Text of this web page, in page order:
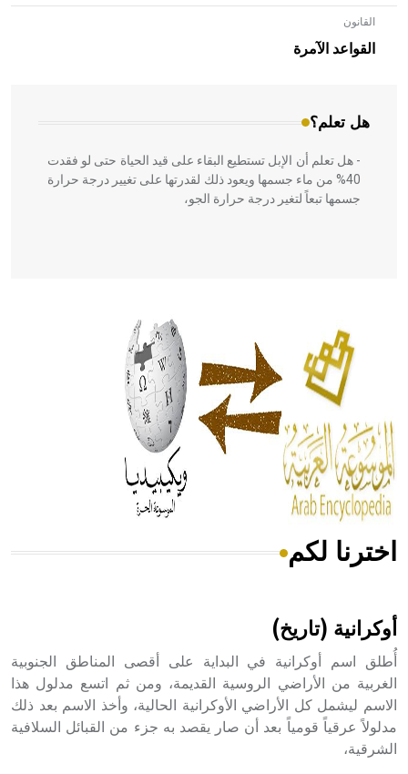
القانون
القواعد الآمرة
هل تعلم؟
- هل تعلم أن الأبلق نوع من الفنون الهندسية التي ارتبطت
بالعمارة الإسلامية في بلاد الشام ومصر خاصة، حيث يحرص
المعمار على بناء مداميكه وخاصة في الواجهات
- هل تعلم أن الإبل تستطيع البقاء على قيد الحياة حتى لو فقدت
40% من ماء جسمها ويعود ذلك لقدرتها على تغيير درجة حرارة
جسمها تبعاً لتغير درجة حرارة الجو،
الحكم، الأدلة، تنظيم التغذية، ورسالته في جروح الرأس. ويعود
له الفضل بأنه حرر الطب من الدين والفلسفة.
- هل تعلم أن المرجان إفراز حيواني يتكون في البحر ويتركب
من مادة كربونات الكلسيوم، وهو أحمر أو شديد الحمرة وهو
أجود أنواعه، ويمتاز بكبر الحجم ويسمى الش
هل تعلم أن الأبسيد كلمة فرنسية اللفظ تم اعتمادها مصطلحاً
- هل تعلم أن أبجر Abgar اسم معروف جيداً يعود إلى عدد من
الملوك الذين حكموا مدينة إديسا (الرها) من أبجر الأول وحتى
التاسع، وهم ينتسبون إلى أسرة أوسروين
اخترنا لكم
أوكرانية (تاريخ)
أُطلق اسم أوكرانية في البداية على أقصى المناطق الجنوبية
الغربية من الأراضي الروسية القديمة، ومن ثم اتسع مدلول هذا
الاسم ليشمل كل الأراضي الأوكرانية الحالية، وأخذ الاسم بعد ذلك
مدلولاً عرقياً قومياً بعد أن صار يقصد به جزء من القبائل السلافية
الشرقية،